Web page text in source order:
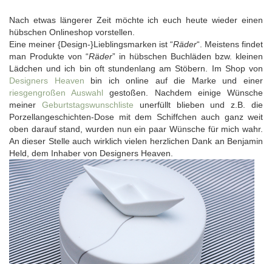
Nach etwas längerer Zeit möchte ich euch heute wieder einen
hübschen Onlineshop vorstellen.
Eine meiner {Design-}Lieblingsmarken ist “Räder“. Meistens findet
man Produkte von “Räder” in hübschen Buchläden bzw. kleinen
Lädchen und ich bin oft stundenlang am Stöbern. Im Shop von
Designers Heaven bin ich online auf die Marke und einer
riesgengroßen Auswahl gestoßen. Nachdem einige Wünsche
meiner Geburtstagswunschliste unerfüllt blieben und z.B. die
Porzellangeschichten-Dose mit dem Schiffchen auch ganz weit
oben darauf stand, wurden nun ein paar Wünsche für mich wahr.
An dieser Stelle auch wirklich vielen herzlichen Dank an Benjamin
Held, dem Inhaber von Designers Heaven.